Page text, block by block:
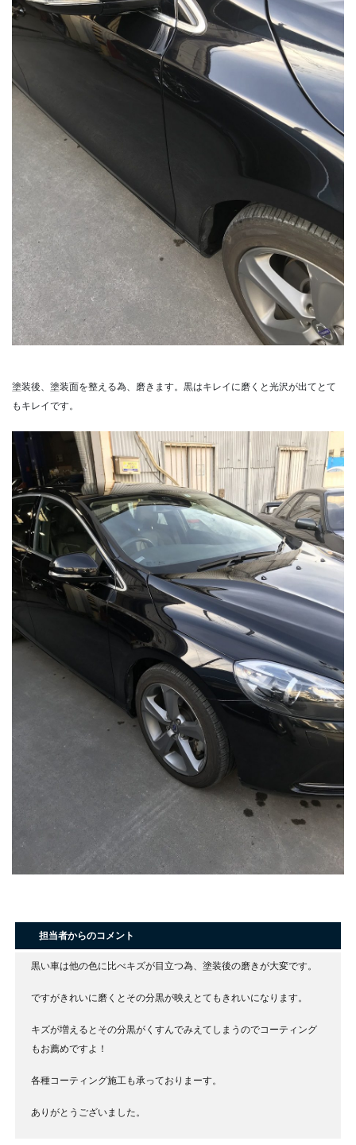
塗装後、塗装面を整える為、磨きます。黒はキレイに磨くと光沢が出てとて
もキレイです。
担当者からのコメント
黒い車は他の色に比べキズが目立つ為、塗装後の磨きが大変です。
ですがきれいに磨くとその分黒が映えとてもきれいになります。
キズが増えるとその分黒がくすんでみえてしまうのでコーティング
もお薦めですよ！
各種コーティング施工も承っておりまーす。
ありがとうございました。